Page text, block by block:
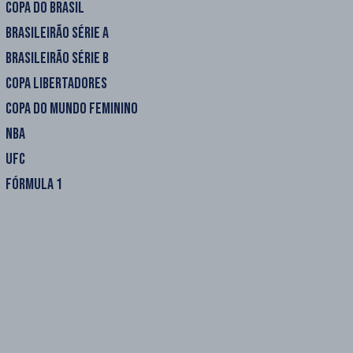
COPA DO BRASIL
BRASILEIRÃO SÉRIE A
BRASILEIRÃO SÉRIE B
COPA LIBERTADORES
COPA DO MUNDO FEMININO
NBA
UFC
FÓRMULA 1